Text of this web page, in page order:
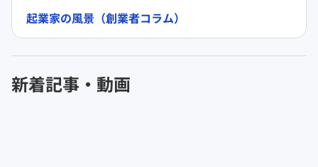
起業家の風景（創業者コラム）
新着記事・動画